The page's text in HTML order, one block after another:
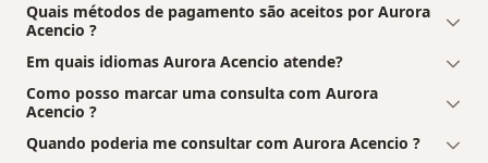
Quais métodos de pagamento são aceitos por Aurora
Acencio ?
Em quais idiomas Aurora Acencio atende?
Como posso marcar uma consulta com Aurora
Acencio ?
Quando poderia me consultar com Aurora Acencio ?